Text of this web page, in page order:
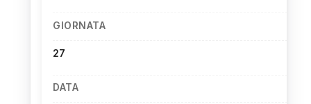
GIORNATA
27
DATA